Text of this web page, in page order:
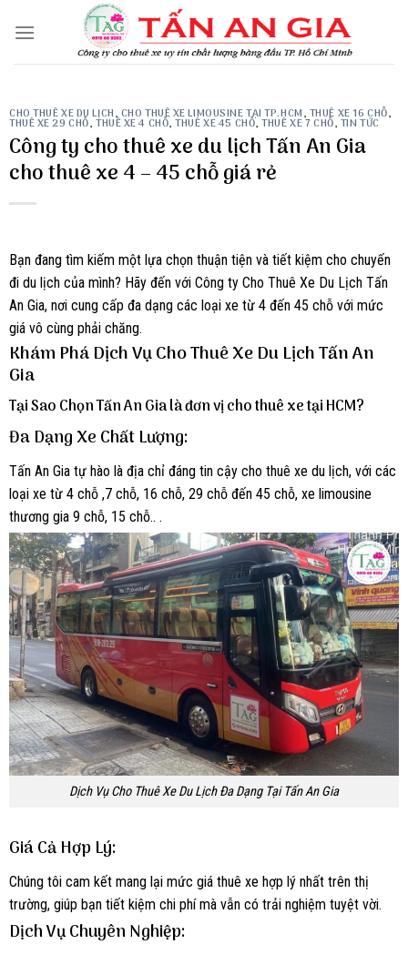
CHO THUÊ XE DU LỊCH,CHO THUÊ XE LIMOUSINE TẠI TP.HCM, THUÊ XE 16 CHỖ,
THUÊ XE 29 CHỖ, THUÊ XE 4 CHỖ,THUÊ XE 45 CHỖ,THUÊ XE 7 CHỖ, TIN TỨC
Công ty cho thuê xe du lịch Tấn An Gia
cho thuê xe 4 – 45 chỗ giá rẻ
Bạn đang tìm kiếm một lựa chọn thuận tiện và tiết kiệm cho chuyến
đi du lịch của mình? Hãy đến với Công ty Cho Thuê Xe Du Lịch Tấn
An Gia, nơi cung cấp đa dạng các loại xe từ 4 đến 45 chỗ với mức
giá vô cùng phải chăng.
Khám Phá Dịch Vụ Cho Thuê Xe Du Lịch Tấn An
Gia
Tại Sao Chọn Tấn An Gia là đơn vị cho thuê xe tại HCM?
Đa Dạng Xe Chất Lượng:
Tấn An Gia tự hào là địa chỉ đáng tin cậy cho thuê xe du lịch, với các
loại xe từ 4 chỗ ,7 chỗ, 16 chỗ, 29 chỗ đến 45 chỗ, xe limousine
thương gia 9 chỗ, 15 chỗ.. .
Dịch Vụ Cho Thuê Xe Du Lịch Đa Dạng Tại Tấn An Gia
Giá Cả Hợp Lý:
Chúng tôi cam kết mang lại mức giá thuê xe hợp lý nhất trên thị
trường, giúp bạn tiết kiệm chi phí mà vẫn có trải nghiệm tuyệt vời.
Dịch Vụ Chuyên Nghiệp: